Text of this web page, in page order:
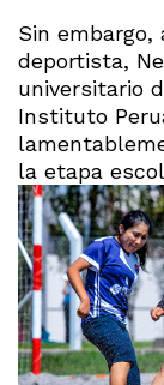
Sin embargo,
deportista,
universitario
Instituto
la etapa